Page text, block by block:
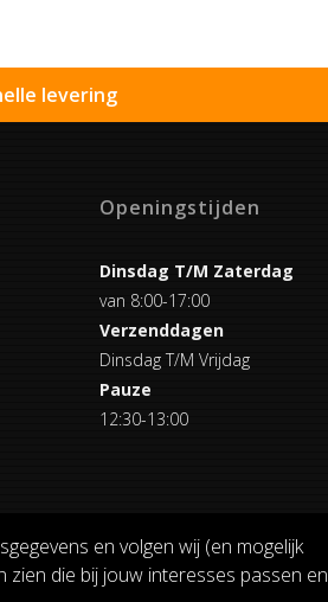
en volgen wij (en mogelijk
die bij jouw interesses passen en
levering
Openingstijden
Dinsdag T/M Zaterdag
van 8:00-17:00
Verzenddagen
Dinsdag T/M Vrijdag
Pauze
12:30-13:00